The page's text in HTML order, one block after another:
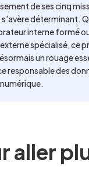
de ses cinq
s'avère déterminant.
interne formé
spécialisé, ce
un rouage
responsable des
aller